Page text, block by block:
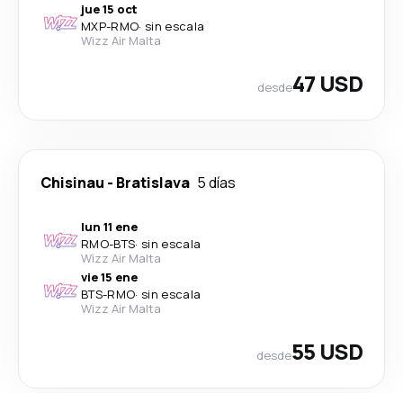
jue 15 oct
MXP-RMO· sin escala
Wizz Air Malta
desde47 USD
Chisinau - Bratislava 5 días
lun 11 ene
RMO-BTS· sin escala
Wizz Air Malta
vie 15 ene
BTS-RMO· sin escala
Wizz Air Malta
desde55 USD